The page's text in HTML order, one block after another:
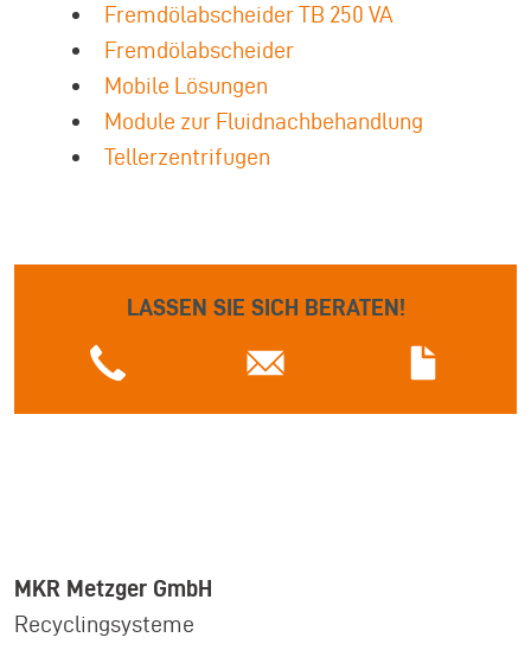
Fremdölabscheider TB 250 VA
Fremdölabscheider
Mobile Lösungen
Module zur Fluidnachbehandlung
Tellerzentrifugen
LASSEN SIE SICH BERATEN!
MKR Metzger GmbH
Recyclingsysteme